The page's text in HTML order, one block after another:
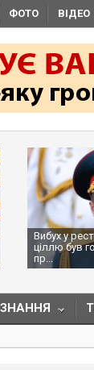
ФОТО ВІДЕО
Вибух у
ціллю був
пр...
ЗНАННЯ